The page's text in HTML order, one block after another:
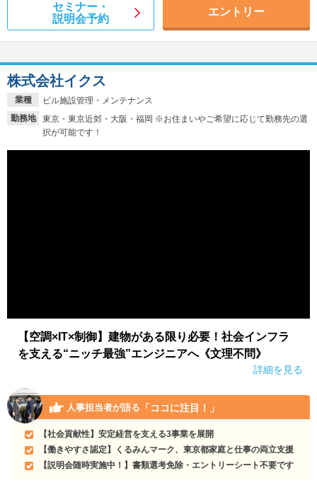
セミナー・
説明会予約
エントリー
業種
ビル施設管理・メンテナンス
勤務地
東京・東京近郊・大阪・福岡 ※お住まいやご希望に応じて勤務先の選
択が可能です！
株式会社イクス
【空調×IT×制御】建物がある限り必要！社会インフラ
を支える“ニッチ最強”エンジニアへ《文理不問》
詳細を見る
人事担当者が語る 「ココに注目！」
【社会貢献性】安定経営を支える3事業を展開
【働きやすさ認定】くるみんマーク、東京都家庭と仕事の両立支援
【説明会随時実施中！】書類選考免除・エントリーシート不要です